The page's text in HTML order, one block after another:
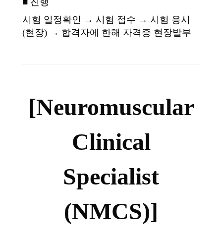
시험 일정확인 → 시험 접수 → 시험 응시
(현장) → 합격자에 한해 자격증 현장발부
[Neuromuscular
Clinical
Specialist
(NMCS)]